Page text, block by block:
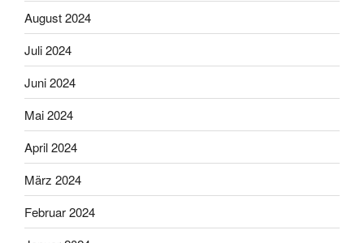
August 2024
Juli 2024
Juni 2024
Mai 2024
April 2024
März 2024
Februar 2024